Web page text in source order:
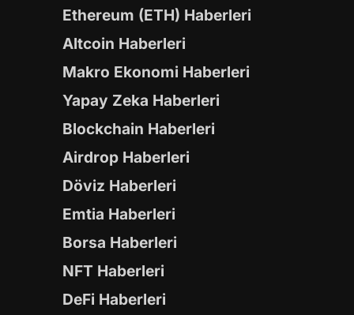
Ethereum (ETH) Haberleri
Altcoin Haberleri
Makro Ekonomi Haberleri
Yapay Zeka Haberleri
Blockchain Haberleri
Airdrop Haberleri
Döviz Haberleri
Emtia Haberleri
Borsa Haberleri
NFT Haberleri
DeFi Haberleri